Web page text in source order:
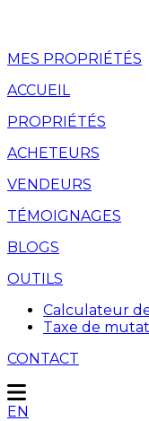
MES PROPRIÉTÉS
ACCUEIL
PROPRIÉTÉS
ACHETEURS
VENDEURS
TÉMOIGNAGES
BLOGS
OUTILS
Calculateur
Taxe de
CONTACT
EN